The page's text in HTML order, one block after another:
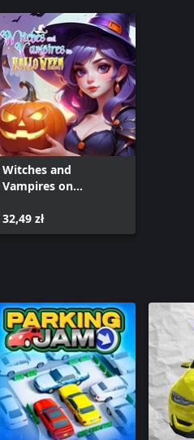
Witches and
Vampires on
(Xbox+XPA+PC)
32,49 zł